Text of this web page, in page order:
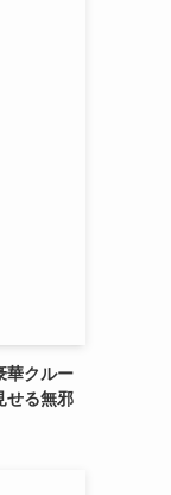
華クルー
せる無邪